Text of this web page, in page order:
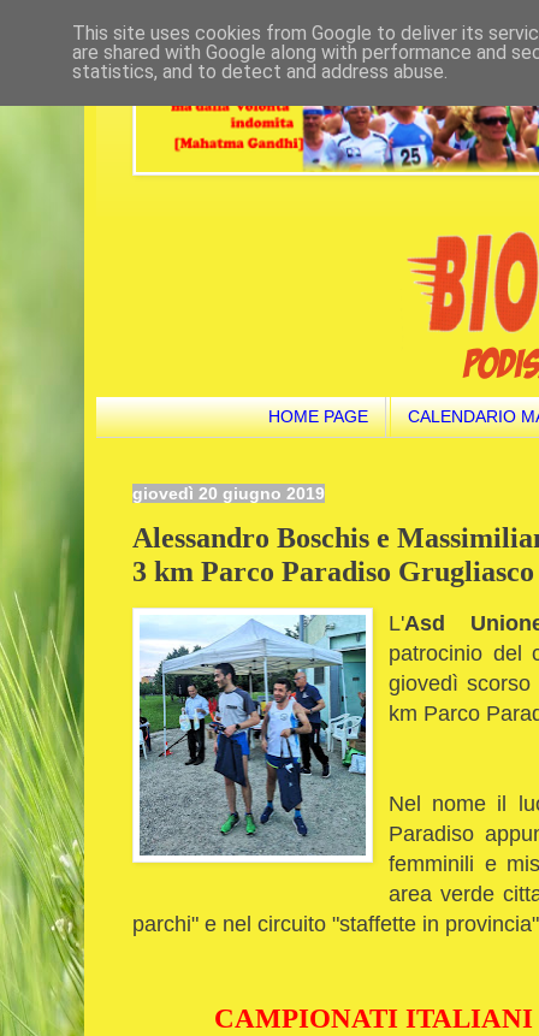
HOME PAGE CALENDARIO
giovedì 20 giugno 2019
Alessandro Boschis e
3 km Parco Paradiso Grugliasco
L'Asd
patrocinio del
giovedì
km Parco
Nel nome il
Paradiso
femminili e
area verde
parchi" e nel circuito "staffette in
CAMPIONATI
This site uses cookies from Google to deliver its
are shared with Google along with performance and
statistics, and to detect and address abuse.